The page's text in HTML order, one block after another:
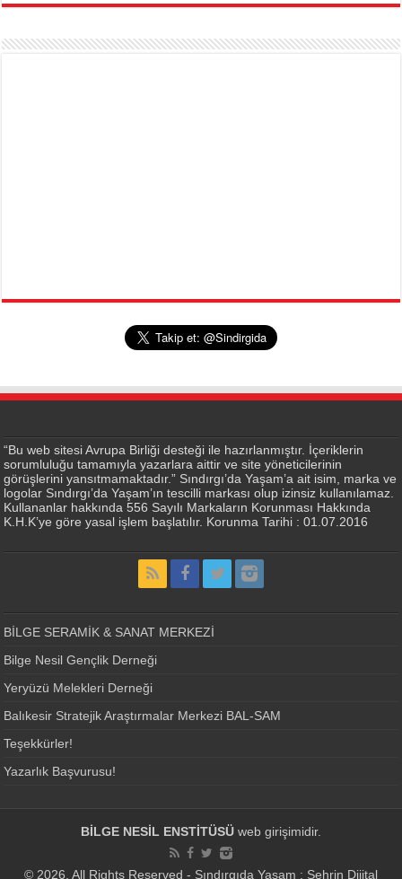
“Bu web sitesi Avrupa Birliği desteği ile hazırlanmıştır. İçeriklerin
sorumluluğu tamamıyla yazarlara aittir ve site yöneticilerinin
görüşlerini yansıtmamaktadır.” Sındırgı’da Yaşam’a ait isim, marka ve
logolar Sındırgı’da Yaşam’ın tescilli markası olup izinsiz kullanılamaz.
Kullananlar hakkında 556 Sayılı Markaların Korunması Hakkında
K.H.K’ye göre yasal işlem başlatılır. Korunma Tarihi : 01.07.2016
BİLGE SERAMİK & SANAT MERKEZİ
Bilge Nesil Gençlik Derneği
Yeryüzü Melekleri Derneği
Balıkesir Stratejik Araştırmalar Merkezi BAL-SAM
Teşekkürler!
Yazarlık Başvurusu!
BİLGE NESİL ENSTİTÜSÜ web girişimidir.
© 2026, All Rights Reserved - Sındırgıda Yaşam : Şehrin Dijital